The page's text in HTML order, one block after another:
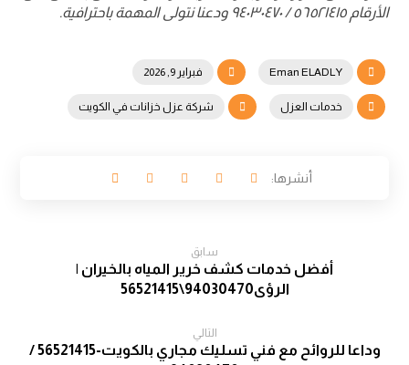
الأرقام ٥٦٥٢١٤١٥ / ٩٤٠٣٠٤٧٠ ودعنا نتولى المهمة باحترافية.
Eman ELADLY فبراير 9, 2026
خدمات العزل شركة عزل خزانات في الكويت
سابق
أفضل خدمات كشف خرير المياه بالخيران |
الرؤى94030470\56521415
التالي
وداعا للروائح مع فني تسليك مجاري بالكويت-56521415 /